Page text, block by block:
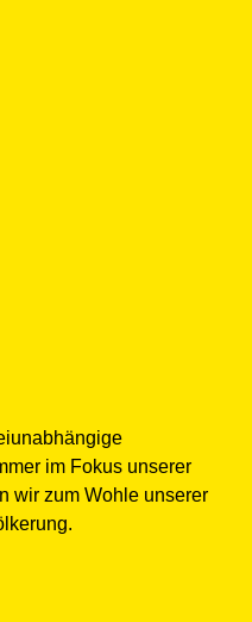
im Fokus unserer
wir zum Wohle unserer